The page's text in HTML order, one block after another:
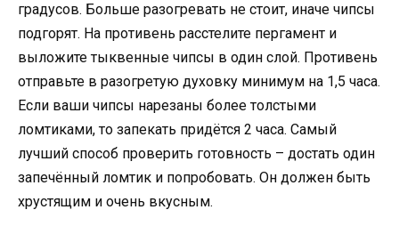
градусов. Больше разогревать не стоит, иначе чипсы
подгорят. На противень расстелите пергамент и
выложите тыквенные чипсы в один слой. Противень
отправьте в разогретую духовку минимум на 1,5 часа.
Если ваши чипсы нарезаны более толстыми
ломтиками, то запекать придётся 2 часа. Самый
лучший способ проверить готовность – достать один
запечённый ломтик и попробовать. Он должен быть
хрустящим и очень вкусным.